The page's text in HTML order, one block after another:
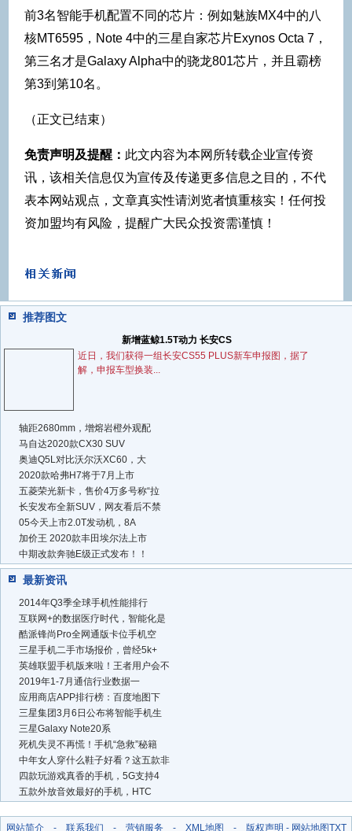
前3名智能手机配置不同的芯片：例如魅族MX4中的八
核MT6595，Note 4中的三星自家芯片Exynos Octa 7，
第三名才是Galaxy Alpha中的骁龙801芯片，并且霸榜
第3到第10名。
（正文已结束）
免责声明及提醒： 此文内容为本网所转载企业宣传资
讯，该相关信息仅为宣传及传递更多信息之目的，不代
表本网站观点，文章真实性请浏览者慎重核实！任何投
资加盟均有风险，提醒广大民众投资需谨慎！
推荐图文
新增蓝鲸1.5T动力 长安CS
近日，我们获得一组长安CS55 PLUS新车申报图，据了
解，申报车型换装...
轴距2680mm，增熔岩橙外观配
马自达2020款CX30 SUV
奥迪Q5L对比沃尔沃XC60，大
2020款哈弗H7将于7月上市
五菱荣光新卡，售价4万多号称“拉
长安发布全新SUV，网友看后不禁
05今天上市2.0T发动机，8A
加价王 2020款丰田埃尔法上市
中期改款奔驰E级正式发布！！
最新资讯
2014年Q3季全球手机性能排行
互联网+的数据医疗时代，智能化是
酷派锋尚Pro全网通版卡位手机空
三星手机二手市场报价，曾经5k+
英雄联盟手机版来啦！王者用户会不
2019年1-7月通信行业数据一
应用商店APP排行榜：百度地图下
三星集团3月6日公布将智能手机生
三星Galaxy Note20系
死机失灵不再慌！手机“急救”秘籍
中年女人穿什么鞋子好看？这五款非
四款玩游戏真香的手机，5G支持4
五款外放音效最好的手机，HTC
网站简介- 联系我们 - 营销服务 - XML地图 - 版权声明 - 网站地图TXT